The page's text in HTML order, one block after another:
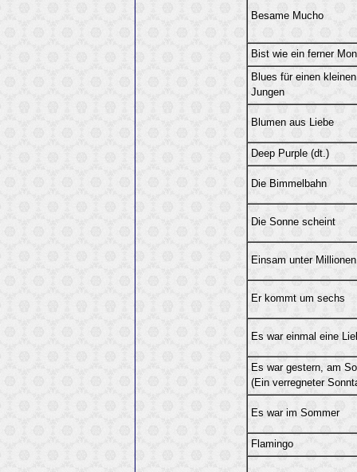
Besame Mucho
Bist wie ein ferner
Blues für einen kleinen
Jungen
Blumen aus Liebe
Deep Purple (dt.)
Die Bimmelbahn
Die Sonne scheint
Einsam unter Millionen
Er kommt um sechs
Es war einmal eine
Es war gestern, am
(Ein verregneter
Es war im Sommer
Flamingo